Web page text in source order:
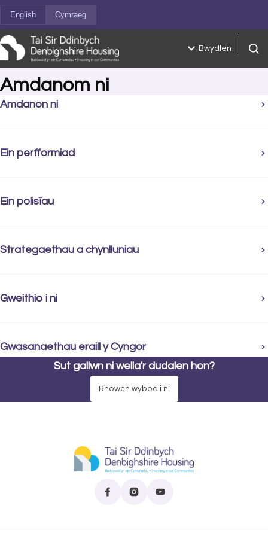
English Cymraeg
Bwydlen
Amdanom ni
Amdanon ni
Ein perfformiad
Ein polisïau
Strategaethau a chynlluniau
Gweithio i ni
Gwasanaethau eraill y Cyngor
Sut gallwn ni wella'r dudalen hon?
Rhowch wybod i ni
Dewch o hyd i ni ar Facebook
(yn agor mewn tab newydd)
Dilynwch ni ar Instagram
(yn agor mewn tab newydd)
Tanysgrifiwch i'n sianel
(yn agor mewn tab